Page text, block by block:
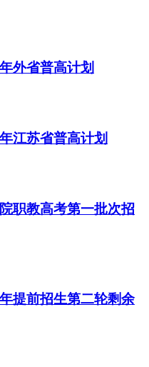
外省普高计划
江苏省普高计划
职教高考第一批次招
提前招生第二轮剩余